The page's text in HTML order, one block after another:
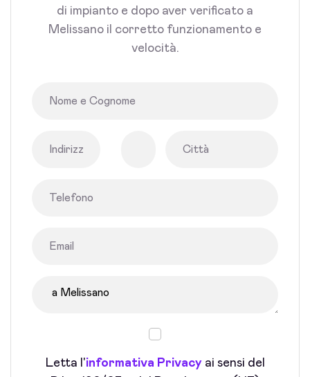
di impianto e dopo aver verificato a
Melissano il corretto funzionamento e
velocità.
Letta l'informativa Privacyai sensi del